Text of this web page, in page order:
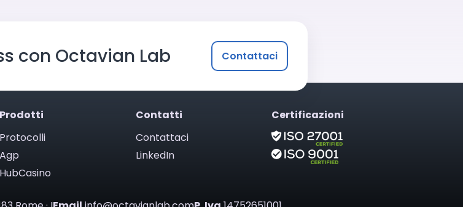
con Octavian Lab Contattaci
Prodotti
Protocolli
Agp
HubCasino
Contatti
Contattaci
LinkedIn
Certificazioni